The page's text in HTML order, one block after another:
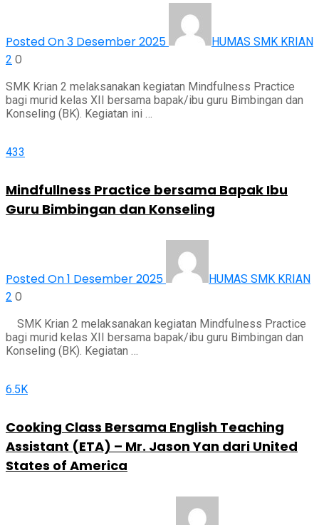
Posted On 3 Desember 2025
HUMAS SMK KRIAN
2 0
SMK Krian 2 melaksanakan kegiatan Mindfulness Practice
bagi murid kelas XII bersama bapak/ibu guru Bimbingan dan
Konseling (BK). Kegiatan ini …
433
Mindfullness Practice bersama Bapak Ibu
Guru Bimbingan dan Konseling
Posted On 1 Desember 2025
HUMAS SMK KRIAN
2 0
SMK Krian 2 melaksanakan kegiatan Mindfulness Practice
bagi murid kelas XII bersama bapak/ibu guru Bimbingan dan
Konseling (BK). Kegiatan …
6.5K
Cooking Class Bersama English Teaching
Assistant (ETA) – Mr. Jason Yan dari United
States of America